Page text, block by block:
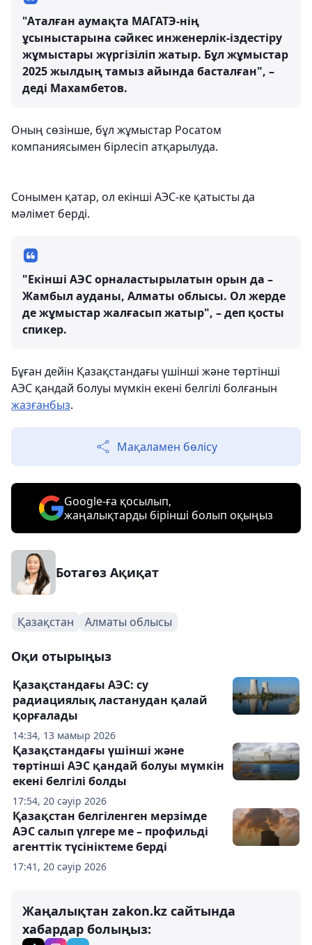
"Аталған аумақта МАГАТЭ-нің
ұсыныстарына сәйкес инженерлік-іздестіру
жұмыстары жүргізіліп жатыр. Бұл жұмыстар
2025 жылдың тамыз айында басталған", –
деді Махамбетов.
Оның сөзінше, бұл жұмыстар Росатом
компаниясымен бірлесіп атқарылуда.
Сонымен қатар, ол екінші АЭС-ке қатысты да
мәлімет берді.
"Екінші АЭС орналастырылатын орын да –
Жамбыл ауданы, Алматы облысы. Ол жерде
де жұмыстар жалғасып жатыр", – деп қосты
спикер.
Бұған дейін Қазақстандағы үшінші және төртінші
АЭС қандай болуы мүмкін екені белгілі болғанын
жазғанбыз.
Мақаламен бөлісу
Google-ға қосылып,
жаңалықтарды бірінші болып оқыңыз
Ботагөз Ақиқат
Қазақстан Алматы облысы
Оқи отырыңыз
14:34, 13 мамыр 2026
Қазақстандағы АЭС: су
радиациялық ластанудан қалай
қорғалады
17:54, 20 сәуір 2026
Қазақстандағы үшінші және
төртінші АЭС қандай болуы мүмкін
екені белгілі болды
17:41, 20 сәуір 2026
Қазақстан белгіленген мерзімде
АЭС салып үлгере ме – профильді
агенттік түсініктеме берді
Жаңалықтан zakon.kz сайтында
хабардар болыңыз: